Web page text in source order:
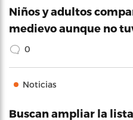
Niños y adultos
medievo aunque no
0
Noticias
Buscan ampliar la